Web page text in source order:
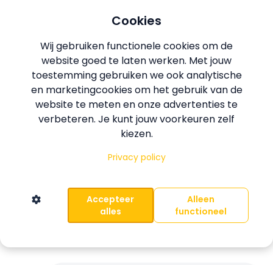
Meld je gratis aan! 💗
Cookies
Wij gebruiken functionele cookies om de
website goed te laten werken. Met jouw
toestemming gebruiken we ook analytische
en marketingcookies om het gebruik van de
website te meten en onze advertenties te
verbeteren. Je kunt jouw voorkeuren zelf
kiezen.
Privacy policy
Alleen
functioneel
Accepteer
alles